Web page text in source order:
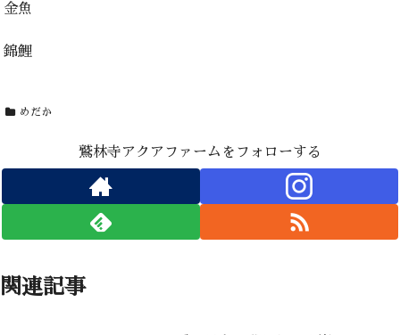
金魚
錦鯉
めだか
鷲林寺アクアファームをフォローする
関連記事